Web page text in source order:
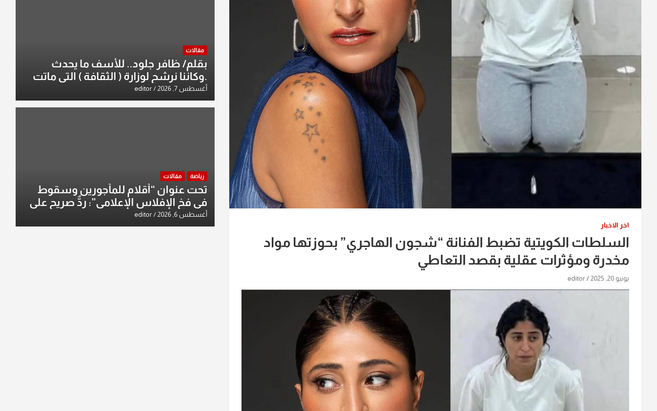
اخر الاخبار
السلطات الكويتية تضبط الفنانة “شجون الهاجري” بحوزتها مواد
مخدرة ومؤثرات عقلية بقصد التعاطي
يونيو 20, 2025 editor
مقالات
بقلم/ ظافر جلود.. للأسف ما يحدث
.وكاننا نرشح لوزارة ( الثقافة ) التي ماتت
من زمان وزير يمثلها من النخبة والإرث
العظيم للثقافة العراقية..
أغسطس 7, 2026 editor
رياضة مقالات
تحت عنوان “أقلام للمأجورين وسقوط
في فخ الإفلاس الإعلامي”: ردٌّ صريح على
افتراءات سمير الشكرجي
أغسطس 6, 2026 editor